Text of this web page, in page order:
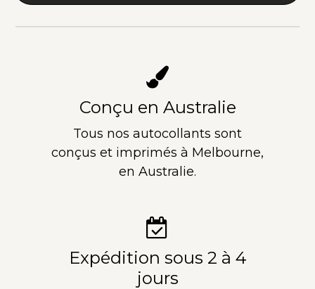
Conçu en Australie
Tous nos autocollants sont
conçus et imprimés à Melbourne,
en Australie.
Expédition sous 2 à 4
jours